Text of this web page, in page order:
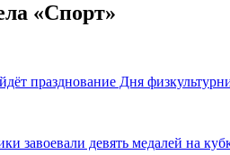
«Cпорт»
празднование Дня
завоевали девять медалей на